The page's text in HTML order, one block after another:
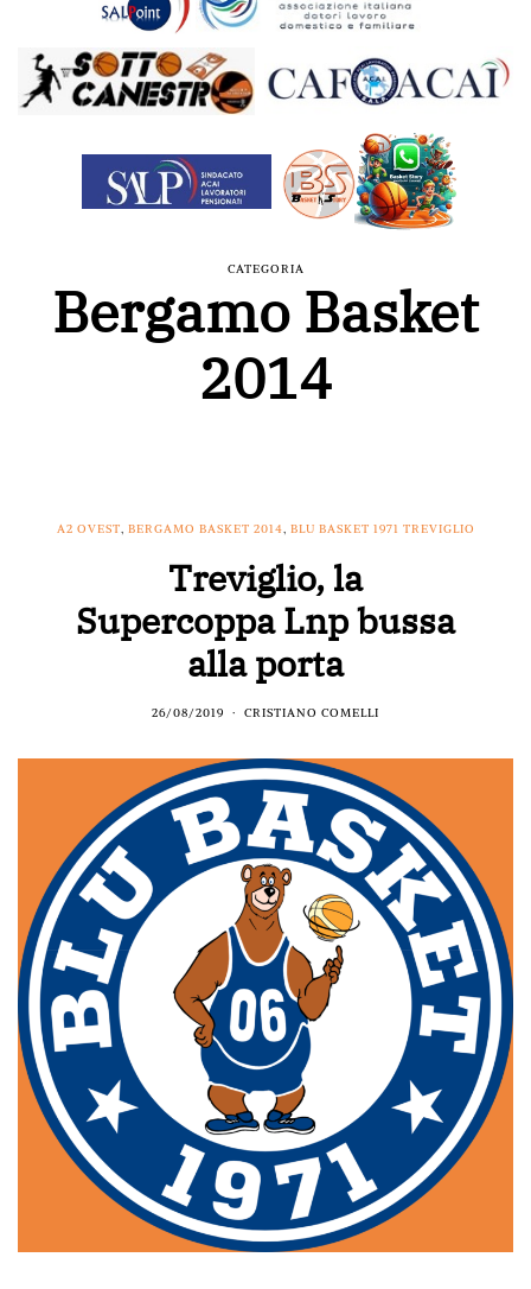
CATEGORIA
Bergamo Basket
2014
A2 OVEST, BERGAMO BASKET 2014, BLU BASKET 1971 TREVIGLIO
Treviglio, la
Supercoppa Lnp bussa
alla porta
26/08/2019 CRISTIANO COMELLI